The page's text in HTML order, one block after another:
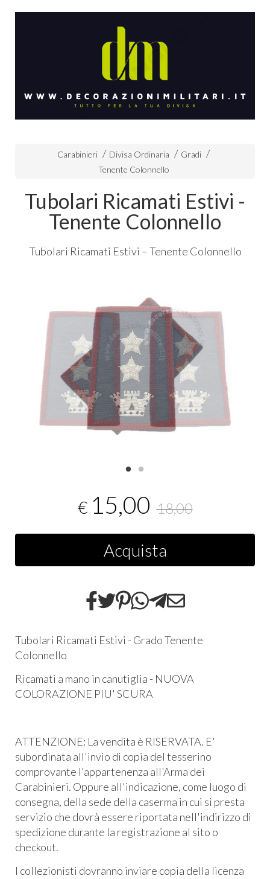
Carabinieri Divisa Ordinaria
Gradi
Tenente Colonnello
Tubolari Ricamati Estivi -
Tenente Colonnello
Tubolari Ricamati Estivi – Tenente Colonnello
€ 15,00 18,00
Acquista
Tubolari Ricamati Estivi - Grado Tenente
Colonnello
Ricamati a mano in canutiglia - NUOVA
COLORAZIONE PIU' SCURA
ATTENZIONE: La vendita è RISERVATA. E'
subordinata all'invio di copia del tesserino
comprovante l'appartenenza all'Arma dei
Carabinieri. Oppure all'indicazione, come luogo di
consegna, della sede della caserma in cui si presta
servizio che dovrà essere riportata nell'indirizzo di
spedizione durante la registrazione al sito o
checkout.
I collezionisti dovranno inviare copia della licenza